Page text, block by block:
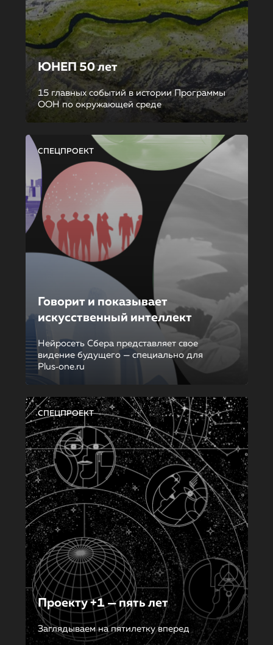
ЮНЕП 50 лет
15 главных событий в истории Программы
ООН по окружающей среде
СПЕЦПРОЕКТ
Говорит и показывает
искусственный интеллект
Нейросеть Сбера представляет свое
видение будущего — специально для
Plus‑one.ru
СПЕЦПРОЕКТ
Проекту +1 — пять лет
Заглядываем на пятилетку вперед